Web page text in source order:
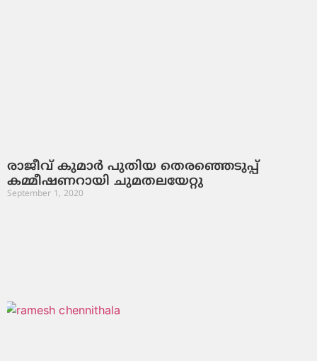
രാജീവ് കുമാര്‍ പുതിയ തെരഞ്ഞെടുപ്പ്
കമ്മീഷണറായി ചുമതലയേറ്റു
September 1, 2020